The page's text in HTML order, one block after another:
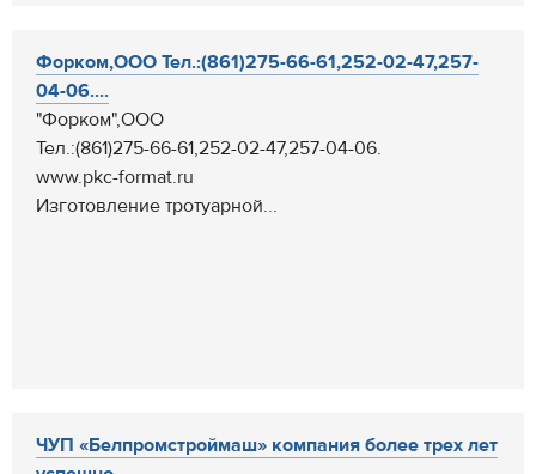
Форком,ООО Тел.:(861)275-66-61,252-02-47,257-
04-06....
"Форком",ООО
Тел.:(861)275-66-61,252-02-47,257-04-06.
www.pkc-format.ru
Изготовление тротуарной...
ЧУП «Белпромстроймаш» компания более трех лет